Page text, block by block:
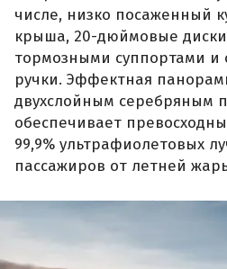
числе, низко посаженный
крыша, 20-дюймовые
тормозными суппортами
ручки. Эффектная
двухслойным серебряным
обеспечивает
99,9% ультрафиолетовых
пассажиров от летней